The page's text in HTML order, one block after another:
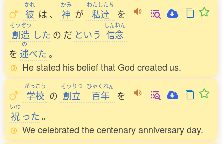
かれ
彼 は 、
かみ
神 が
わたしたち
私達 を
そうぞう
創造 した の だ という
しんねん
信念
を
の
述べた。
He stated his belief that God created us.
がっこう
学校 の
そうりつ
創立
ひゃくねん
百年 を
いわ
祝 った。
We celebrated the centenary anniversary day.